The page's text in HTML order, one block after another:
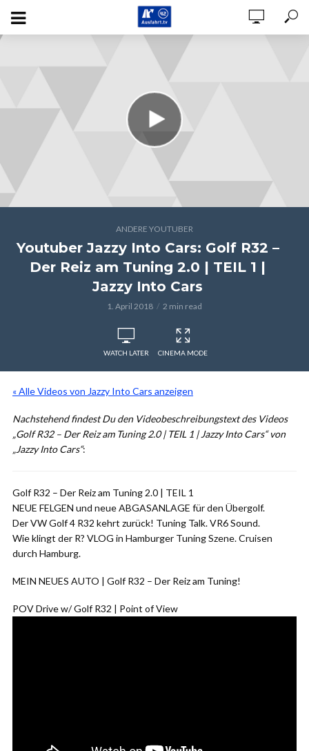
ANDERE YOUTUBER
Youtuber Jazzy Into Cars: Golf R32 –
Der Reiz am Tuning 2.0 | TEIL 1 |
Jazzy Into Cars
1. April 2018 2 min read
WATCH LATER CINEMA MODE
« Alle Videos von Jazzy Into Cars anzeigen
Nachstehend findest Du den Videobeschreibungstext des Videos
„Golf R32 – Der Reiz am Tuning 2.0 | TEIL 1 | Jazzy Into Cars“ von
„Jazzy Into Cars“:
Golf R32 – Der Reiz am Tuning 2.0 | TEIL 1
NEUE FELGEN und neue ABGASANLAGE für den Übergolf.
Der VW Golf 4 R32 kehrt zurück! Tuning Talk. VR6 Sound.
Wie klingt der R? VLOG in Hamburger Tuning Szene. Cruisen
durch Hamburg.
MEIN NEUES AUTO | Golf R32 – Der Reiz am Tuning!
POV Drive w/ Golf R32 | Point of View